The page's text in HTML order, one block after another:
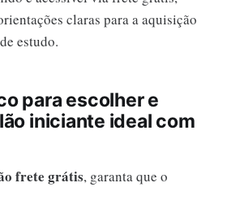
claras para a aquisição
estudo.
para escolher e
iniciante ideal com
frete grátis, garanta que o